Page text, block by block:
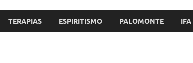
TERAPIAS ESPIRITISMO PALOMONTE IFA